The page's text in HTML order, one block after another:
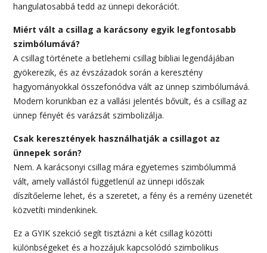
hangulatosabbá tedd az ünnepi dekorációt.
Miért vált a csillag a karácsony egyik legfontosabb
szimbólumává?
A csillag története a betlehemi csillag bibliai legendájában
gyökerezik, és az évszázadok során a keresztény
hagyományokkal összefonódva vált az ünnep szimbólumává.
Modern korunkban ez a vallási jelentés bővült, és a csillag az
ünnep fényét és varázsát szimbolizálja.
Csak keresztények használhatják a csillagot az
ünnepek során?
Nem. A karácsonyi csillag mára egyetemes szimbólummá
vált, amely vallástól függetlenül az ünnepi időszak
díszítőeleme lehet, és a szeretet, a fény és a remény üzenetét
közvetíti mindenkinek.
Ez a GYIK szekció segít tisztázni a két csillag közötti
különbségeket és a hozzájuk kapcsolódó szimbolikus